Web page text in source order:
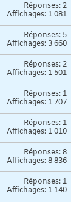
Réponses: 2
Affichages: 1 081
Réponses: 5
Affichages: 3 660
Réponses: 2
Affichages: 1 501
Réponses: 1
Affichages: 1 707
Réponses: 1
Affichages: 1 010
Réponses:8
Affichages: 8 836
Réponses: 1
Affichages: 1 140